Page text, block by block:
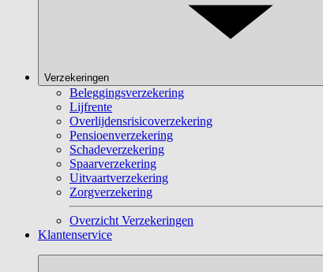
Verzekeringen
Beleggingsverzekering
Lijfrente
Overlijdensrisicoverzekering
Pensioenverzekering
Schadeverzekering
Spaarverzekering
Uitvaartverzekering
Zorgverzekering
Overzicht Verzekeringen
Klantenservice